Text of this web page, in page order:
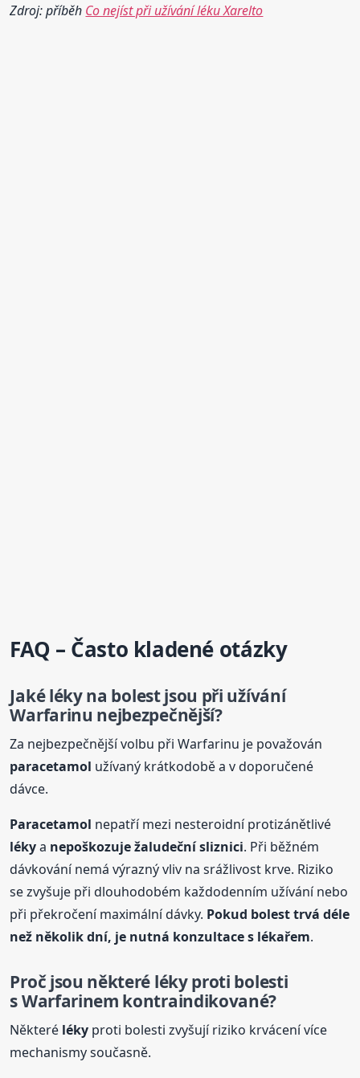
Zdroj: příběh Co nejíst při užívání léku Xarelto
FAQ – Často kladené otázky
Jakélékyna bolest jsou při užívání
Warfarinu nejbezpečnější?
Za nejbezpečnější volbu při Warfarinu je považován
paracetamol užívaný krátkodobě a v doporučené
dávce.
Paracetamol nepatří mezi nesteroidní protizánětlivé
lékya nepoškozuje žaludeční sliznici. Při běžném
dávkování nemá výrazný vliv na srážlivost krve. Riziko
se zvyšuje při dlouhodobém každodenním užívání nebo
při překročení maximální dávky. Pokud bolest trvá déle
než několik dní, je nutná konzultace s lékařem.
Proč jsou některé lékyproti bolesti
s Warfarinem kontraindikované?
Některé léky proti bolesti zvyšují riziko krvácení více
mechanismy současně.